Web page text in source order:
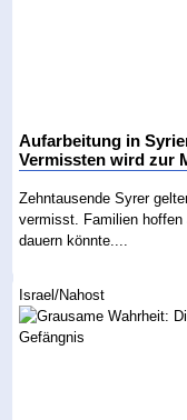
Aufarbeitung in
Vermissten wird zur
Zehntausende Syrer
vermisst. Familien
dauern könnte....
Israel/Nahost